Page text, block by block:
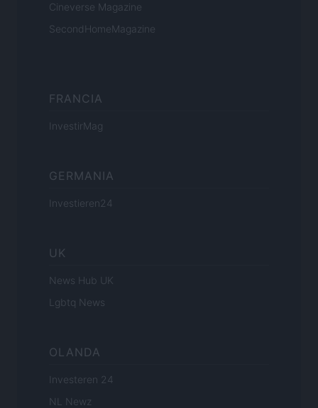
Cineverse Magazine
SecondHomeMagazine
FRANCIA
InvestirMag
GERMANIA
Investieren24
UK
News Hub UK
Lgbtq News
OLANDA
Investeren 24
NL Newz